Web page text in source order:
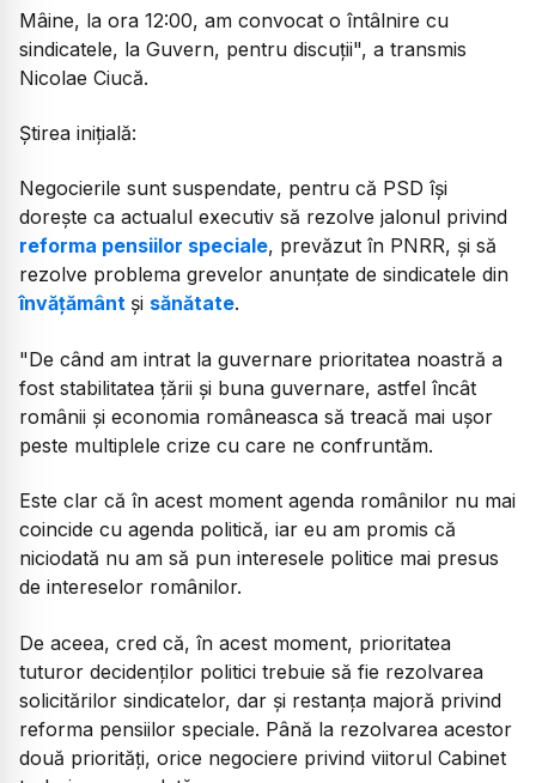
Mâine, la ora 12:00, am convocat o întâlnire cu
sindicatele, la Guvern, pentru discuții", a transmis
Nicolae Ciucă.
Știrea inițială:
Negocierile sunt suspendate, pentru că PSD își
dorește ca actualul executiv să rezolve jalonul privind
reforma pensiilor speciale, prevăzut în PNRR, și să
rezolve problema grevelor anunțate de sindicatele din
învățământ și sănătate.
"De când am intrat la guvernare prioritatea noastră a
fost stabilitatea țării și buna guvernare, astfel încât
românii și economia româneasca să treacă mai ușor
peste multiplele crize cu care ne confruntăm.
Este clar că în acest moment agenda românilor nu mai
coincide cu agenda politică, iar eu am promis că
niciodată nu am să pun interesele politice mai presus
de intereselor românilor.
De aceea, cred că, în acest moment, prioritatea
tuturor decidenților politici trebuie să fie rezolvarea
solicitărilor sindicatelor, dar și restanța majoră privind
reforma pensiilor speciale. Până la rezolvarea acestor
două priorități, orice negociere privind viitorul Cabinet